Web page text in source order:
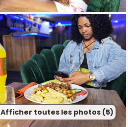
Afficher toutes les photos (5)